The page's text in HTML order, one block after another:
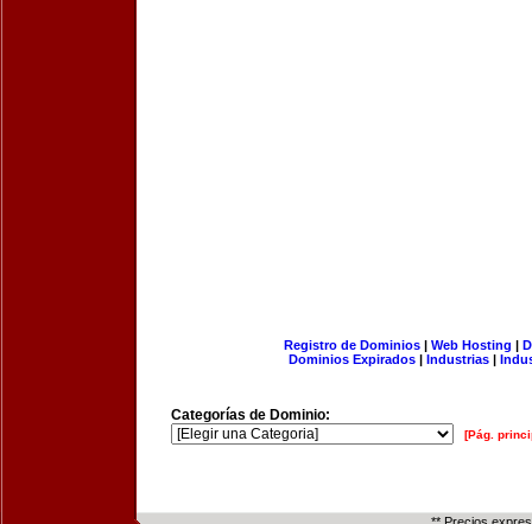
Registro de Dominios| Web Hosting |
Dominios Expirados | Industrias |
Categorías de Dominio:
[Pág.